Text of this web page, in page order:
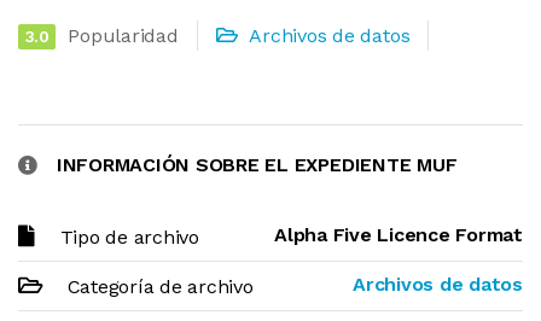
3.0 Popularidad Archivos de datos
INFORMACIÓN SOBRE EL EXPEDIENTE MUF
Tipo de archivo Alpha Five Licence Format
Categoría de archivo Archivos de datos